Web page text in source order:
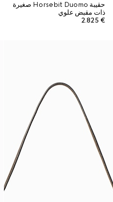
حقيبة Horsebit Duomo صغيرة
ذات مقبض علوي
€ 2.825